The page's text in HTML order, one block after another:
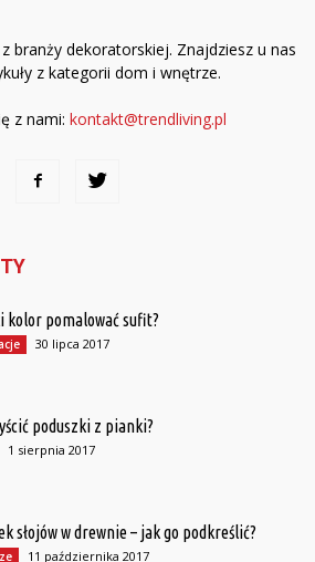
branży dekoratorskiej. Znajdziesz u nas
z kategorii dom i wnętrze.
z nami: kontakt@trendliving.pl
kolor pomalować sufit?
30 lipca 2017
poduszki z pianki?
1 sierpnia 2017
słojów w drewnie – jak go podkreślić?
11 października 2017